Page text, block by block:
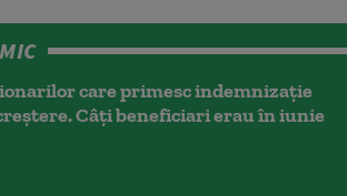
care primesc indemnizaţie
Câți beneficiari erau în iunie